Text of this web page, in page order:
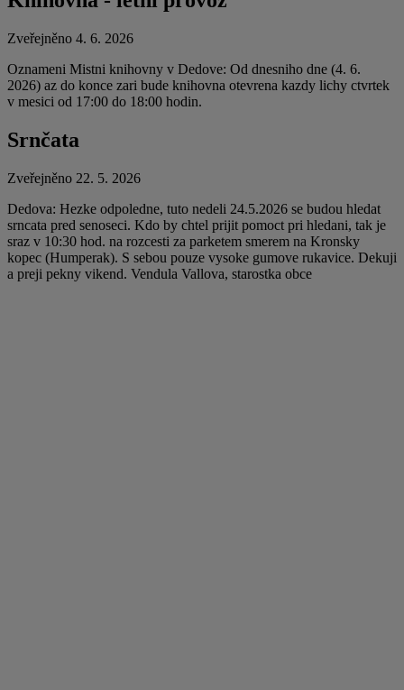
Zveřejněno 4. 6. 2026
Oznameni Mistni knihovny v Dedove: Od dnesniho dne (4. 6.
2026) az do konce zari bude knihovna otevrena kazdy lichy ctvrtek
v mesici od 17:00 do 18:00 hodin.
Srnčata
Zveřejněno 22. 5. 2026
Dedova: Hezke odpoledne, tuto nedeli 24.5.2026 se budou hledat
srncata pred senoseci. Kdo by chtel prijit pomoct pri hledani, tak je
sraz v 10:30 hod. na rozcesti za parketem smerem na Kronsky
kopec (Humperak). S sebou pouze vysoke gumove rukavice. Dekuji
a preji pekny vikend. Vendula Vallova, starostka obce